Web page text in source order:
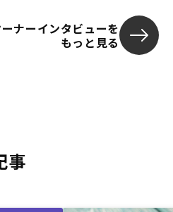
ナーインタビューを
もっと見る
事